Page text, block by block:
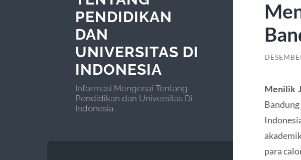
PENDIDIKAN
DAN
UNIVERSITAS DI
INDONESIA
Informasi Mengenai Tentang
Pendidikan dan Universitas Di
Indonesia
Menilik
para